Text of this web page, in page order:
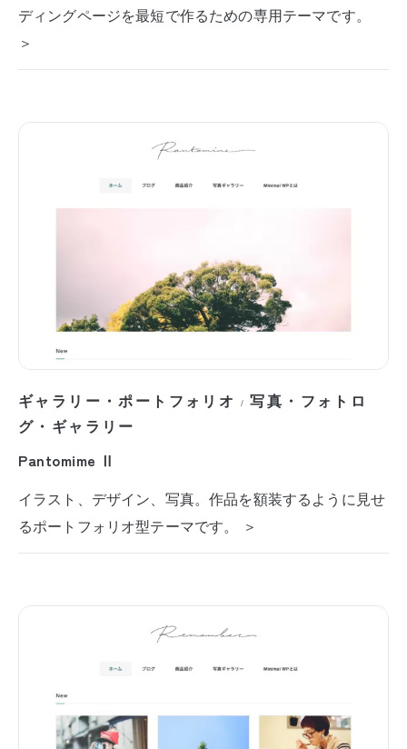
ディングページを最短で作るための専用テーマです。
＞
ギャラリー・ポートフォリオ /写真・フォトロ
グ・ギャラリー
Pantomime Ⅱ
イラスト、デザイン、写真。作品を額装するように見せ
るポートフォリオ型テーマです。 ＞